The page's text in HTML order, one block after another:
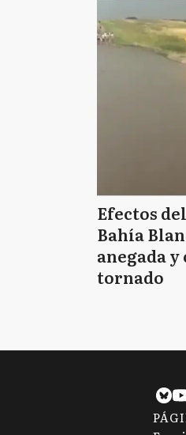
Efectos
Bahía
anegada
tornado